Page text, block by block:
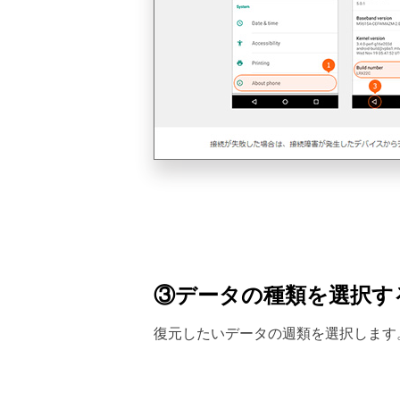
③データの種類を選択す
復元したいデータの週類を選択します